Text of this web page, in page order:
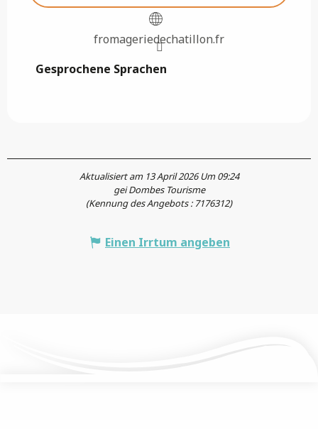
fromageriedechatillon.fr
Gesprochene Sprachen
Gesprochene Sprachen
Aktualisiert am 13 April 2026 Um 09:24
gei Dombes Tourisme
(Kennung des Angebots : 7176312)
Einen Irrtum angeben